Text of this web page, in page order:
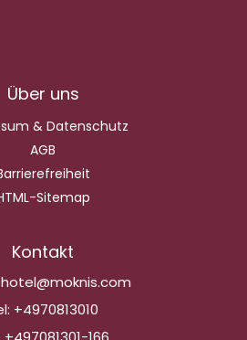
Über uns
& Datenschutz
AGB
Sitemap
Kontakt
hotel@moknis.com
+4970813010